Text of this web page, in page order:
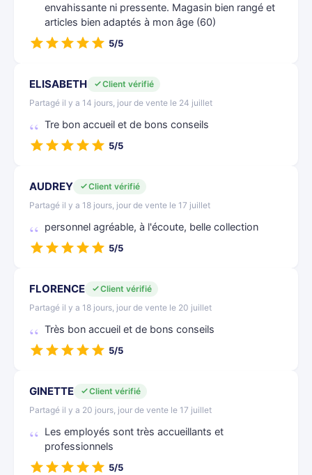
envahissante ni pressente. Magasin bien rangé et
articles bien adaptés à mon âge (60)
5/5
ELISABETH
Client vérifié
Partagé il y a 14 jours, jour de vente le 24 juillet
Tre bon accueil et de bons conseils
5/5
AUDREY
Client vérifié
Partagé il y a 18 jours, jour de vente le 17 juillet
personnel agréable, à l'écoute, belle collection
5/5
FLORENCE
Client vérifié
Partagé il y a 18 jours, jour de vente le 20 juillet
Très bon accueil et de bons conseils
5/5
GINETTE
Client vérifié
Partagé il y a 20 jours, jour de vente le 17 juillet
Les employés sont très accueillants et
professionnels
5/5